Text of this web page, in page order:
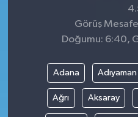
Görüş
Doğumu: 6:40,
Adana Adıyaman
Ağrı Aksaray